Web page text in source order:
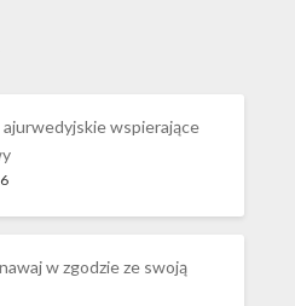
ajurwedyjskie wspierające
w zgodzie ze swoją